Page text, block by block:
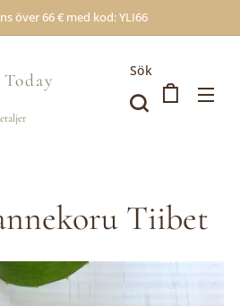
över 66 € med kod: YLI66
Today Sök
Tiibet